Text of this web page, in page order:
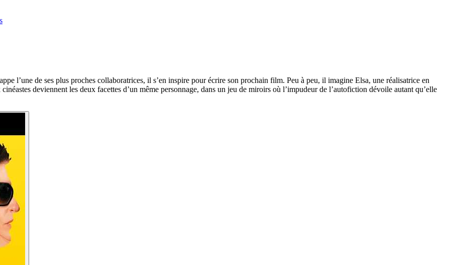
l’une de ses plus proches collaboratrices, il s’en inspire pour écrire son prochain film. Peu à peu, il imagine Elsa, une réalisatrice en
deviennent les deux facettes d’un même personnage, dans un jeu de miroirs où l’impudeur de l’autofiction dévoile autant qu’elle